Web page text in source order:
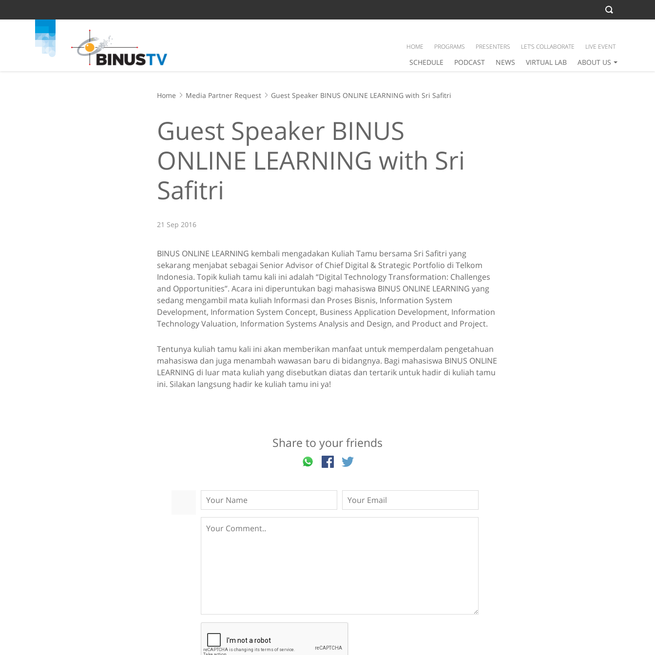
SCHEDULE PODCAST NEWS VIRTUAL LAB ABOUT US
HOME PROGRAMS PRESENTERS LET’S COLLABORATE LIVE EVENT
Home Media Partner Request Guest Speaker BINUS ONLINE LEARNING with Sri Safitri
Guest Speaker BINUS
ONLINE LEARNING with Sri
Safitri
21 Sep 2016
BINUS ONLINE LEARNING kembali mengadakan Kuliah Tamu bersama Sri Safitri yang
sekarang menjabat sebagai Senior Advisor of Chief Digital & Strategic Portfolio di Telkom
Indonesia. Topik kuliah tamu kali ini adalah “Digital Technology Transformation: Challenges
and Opportunities”. Acara ini diperuntukan bagi mahasiswa BINUS ONLINE LEARNING yang
sedang mengambil mata kuliah Informasi dan Proses Bisnis, Information System
Development, Information System Concept, Business Application Development, Information
Technology Valuation, Information Systems Analysis and Design, and Product and Project.
Tentunya kuliah tamu kali ini akan memberikan manfaat untuk memperdalam pengetahuan
mahasiswa dan juga menambah wawasan baru di bidangnya. Bagi mahasiswa BINUS ONLINE
LEARNING di luar mata kuliah yang disebutkan diatas dan tertarik untuk hadir di kuliah tamu
ini. Silakan langsung hadir ke kuliah tamu ini ya!
Share to your friends